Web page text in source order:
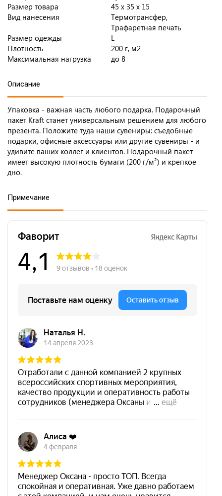
Размер товара
45 х 35 х 15
Вид нанесения
Термотрансфер,
Трафаретная печать
Размер одежды
L
Плотность
200 г, м2
Максимальная нагрузка
до 8
Описание
Упаковка - важная часть любого подарка. Подарочный
пакет Kraft станет универсальным решением для любого
презента. Положите туда наши сувениры: съедобные
подарки, офисные аксессуары или другие сувениры - и
удивите ваших коллег и клиентов. Подарочный пакет
имеет высокую плотность бумаги (200 г/м²) и крепкое
дно.
Примечание